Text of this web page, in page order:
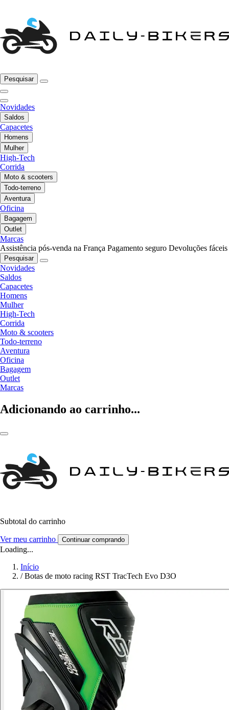
Pesquisar
Novidades
Saldos
Capacetes
Homens
Mulher
High-Tech
Corrida
Moto & scooters
Todo-terreno
Aventura
Oficina
Bagagem
Outlet
Marcas
Assistência pós-venda na França Pagamento seguro Devoluções fáceis
Pesquisar
Novidades
Saldos
Capacetes
Homens
Mulher
High-Tech
Corrida
Moto & scooters
Todo-terreno
Aventura
Oficina
Bagagem
Outlet
Marcas
Adicionando ao carrinho...
Subtotal do carrinho
Ver meu carrinho Continuar comprando
Loading...
Início
/ Botas de moto racing RST TracTech Evo D3O